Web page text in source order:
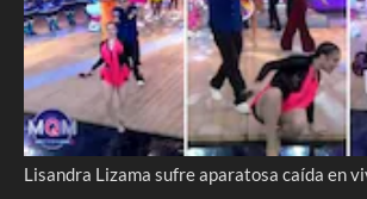
Lisandra Lizama sufre aparatosa caída en